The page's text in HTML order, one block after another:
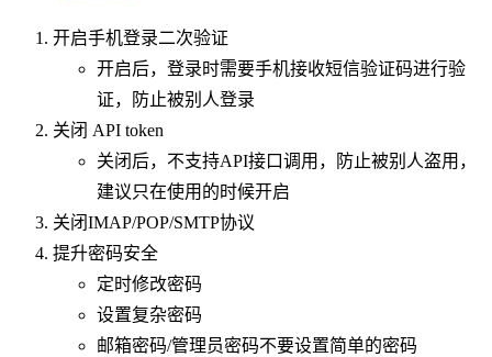
开启手机登录二次验证
开启后，登录时需要手机接收短信验证码进行验
证，防止被别人登录
关闭 API token
关闭后，不支持API接口调用，防止被别人盗用，
建议只在使用的时候开启
关闭IMAP/POP/SMTP协议
提升密码安全
定时修改密码
设置复杂密码
邮箱密码/管理员密码不要设置简单的密码